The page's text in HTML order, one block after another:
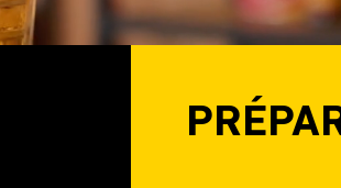
DE